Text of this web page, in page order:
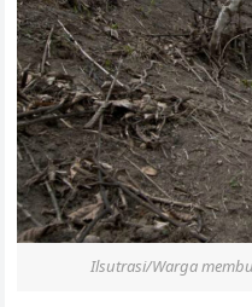
Ilsutrasi/Warga